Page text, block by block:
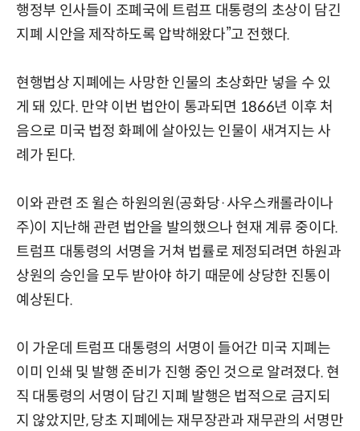
행정부 인사들이 조폐국에 트럼프 대통령의 초상이 담긴
지폐 시안을 제작하도록 압박해왔다”고 전했다.
현행법상 지폐에는 사망한 인물의 초상화만 넣을 수 있
게 돼 있다. 만약 이번 법안이 통과되면 1866년 이후 처
음으로 미국 법정 화폐에 살아있는 인물이 새겨지는 사
례가 된다.
이와 관련 조 윌슨 하원의원(공화당·사우스캐롤라이나
주)이 지난해 관련 법안을 발의했으나 현재 계류 중이다.
트럼프 대통령의 서명을 거쳐 법률로 제정되려면 하원과
상원의 승인을 모두 받아야 하기 때문에 상당한 진통이
예상된다.
이 가운데 트럼프 대통령의 서명이 들어간 미국 지폐는
이미 인쇄 및 발행 준비가 진행 중인 것으로 알려졌다. 현
직 대통령의 서명이 담긴 지폐 발행은 법적으로 금지되
지 않았지만, 당초 지폐에는 재무장관과 재무관의 서명만